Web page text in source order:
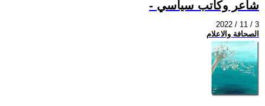
- شاعر وكاتب سياسي
2022 / 11 / 3
الصحافة والاعلام